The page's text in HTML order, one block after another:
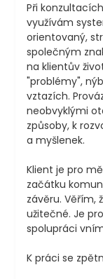
Při
využívám
orientovaný,
společným
na klientův
"problémy",
vztazích.
neobvyklými
způsoby, k
a myšlenek.
Klient je pro
začátku
závěru. Věřím,
užitečné. Je
spolupráci
K práci se